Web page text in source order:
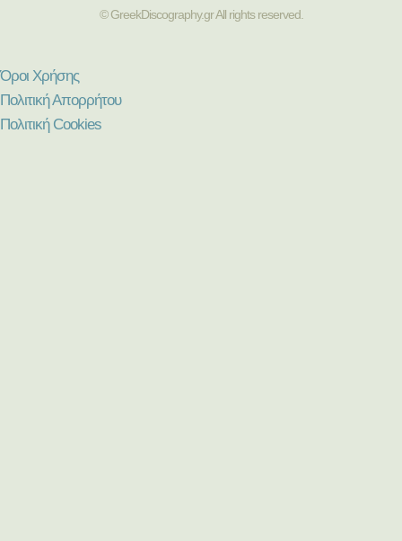
© GreekDiscography.gr All rights reserved.
Όροι Χρήσης
Πολιτική Απορρήτου
Πολιτική Cookies